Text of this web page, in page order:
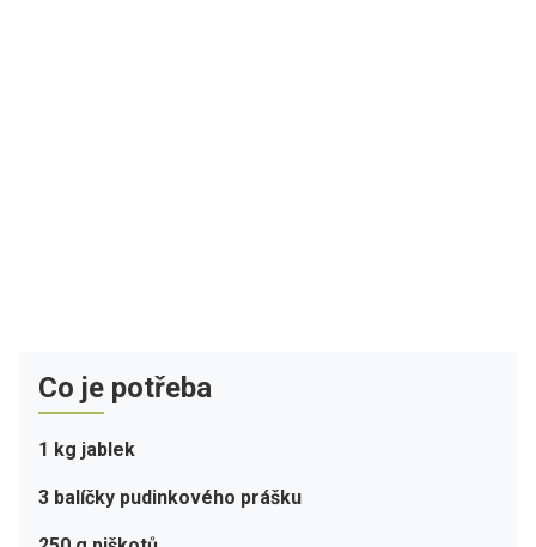
Co je potřeba
1 kg jablek
3 balíčky pudinkového prášku